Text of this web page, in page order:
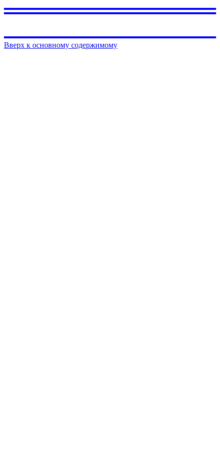
Вверх к основному содержимому